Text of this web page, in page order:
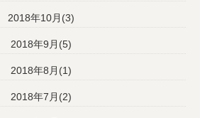
2018年10月(3)
2018年9月(5)
2018年8月(1)
2018年7月(2)